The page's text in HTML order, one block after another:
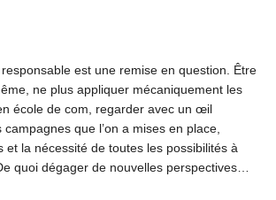
est une remise en question. Être
ne plus appliquer mécaniquement les
école de com, regarder avec un œil
que l’on a mises en place,
et la nécessité de toutes les possibilités à
quoi dégager de nouvelles perspectives…